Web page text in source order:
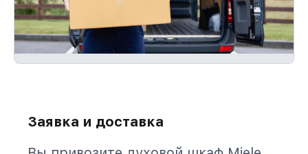
Заявка и доставка